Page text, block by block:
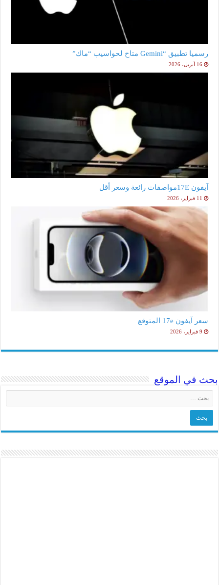
رسميا تطبيق “Gemini متاح لحواسيب “ماك”
16 أبريل، 2026
آيفون 17Eمواصفات رائعة وسعر أقل
11 فبراير، 2026
سعر آيفون 17e المتوقع
9 فبراير، 2026
بحث في الموقع